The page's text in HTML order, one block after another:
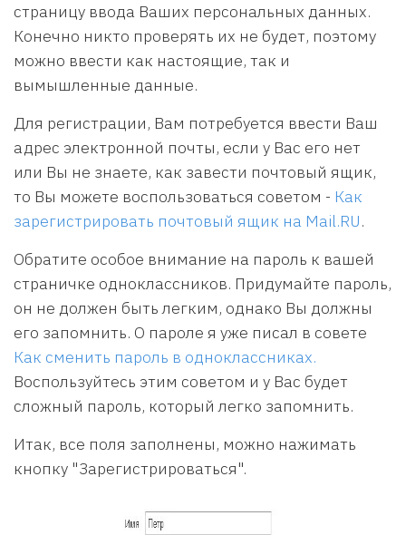
страницу ввода Ваших персональных данных.
Конечно никто проверять их не будет, поэтому
можно ввести как настоящие, так и
вымышленные данные.
Для регистрации, Вам потребуется ввести Ваш
адрес электронной почты, если у Вас его нет
или Вы не знаете, как завести почтовый ящик,
то Вы можете воспользоваться советом - Как
зарегистрировать почтовый ящик на Mail.RU.
Обратите особое внимание на пароль к вашей
страничке одноклассников. Придумайте пароль,
он не должен быть легким, однако Вы должны
его запомнить. О пароле я уже писал в совете
Как сменить пароль в одноклассниках.
Воспользуйтесь этим советом и у Вас будет
сложный пароль, который легко запомнить.
Итак, все поля заполнены, можно нажимать
кнопку "Зарегистрироваться".